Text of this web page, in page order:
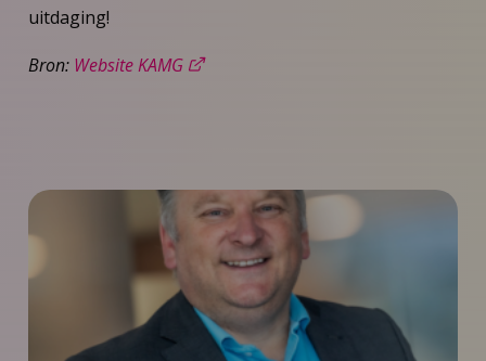
uitdaging!
Bron: Website KAMG